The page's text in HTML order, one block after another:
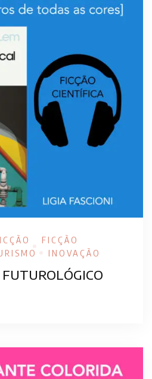
FICÇÃO
INOVAÇÃO
futurológico